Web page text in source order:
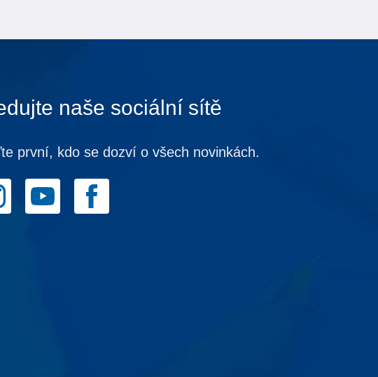
naše sociální sítě
první, kdo se dozví o všech novinkách.